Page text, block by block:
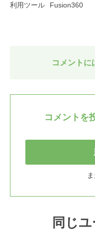
利用ツール Fusion360
コメントに
コメントを
同じ